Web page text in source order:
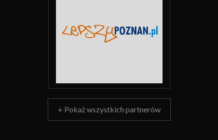
+ Pokaż wszystkich partnerów